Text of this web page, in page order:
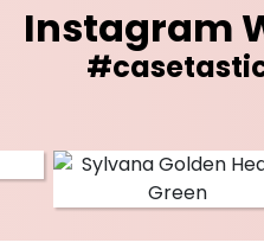
Instagram